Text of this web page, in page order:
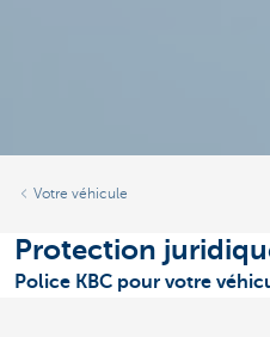
Votre véhicule
Protection
Police KBC pour votre